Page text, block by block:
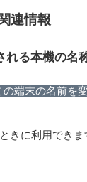
連情報
れる本機の名
の端末の名前を
きに利用できま